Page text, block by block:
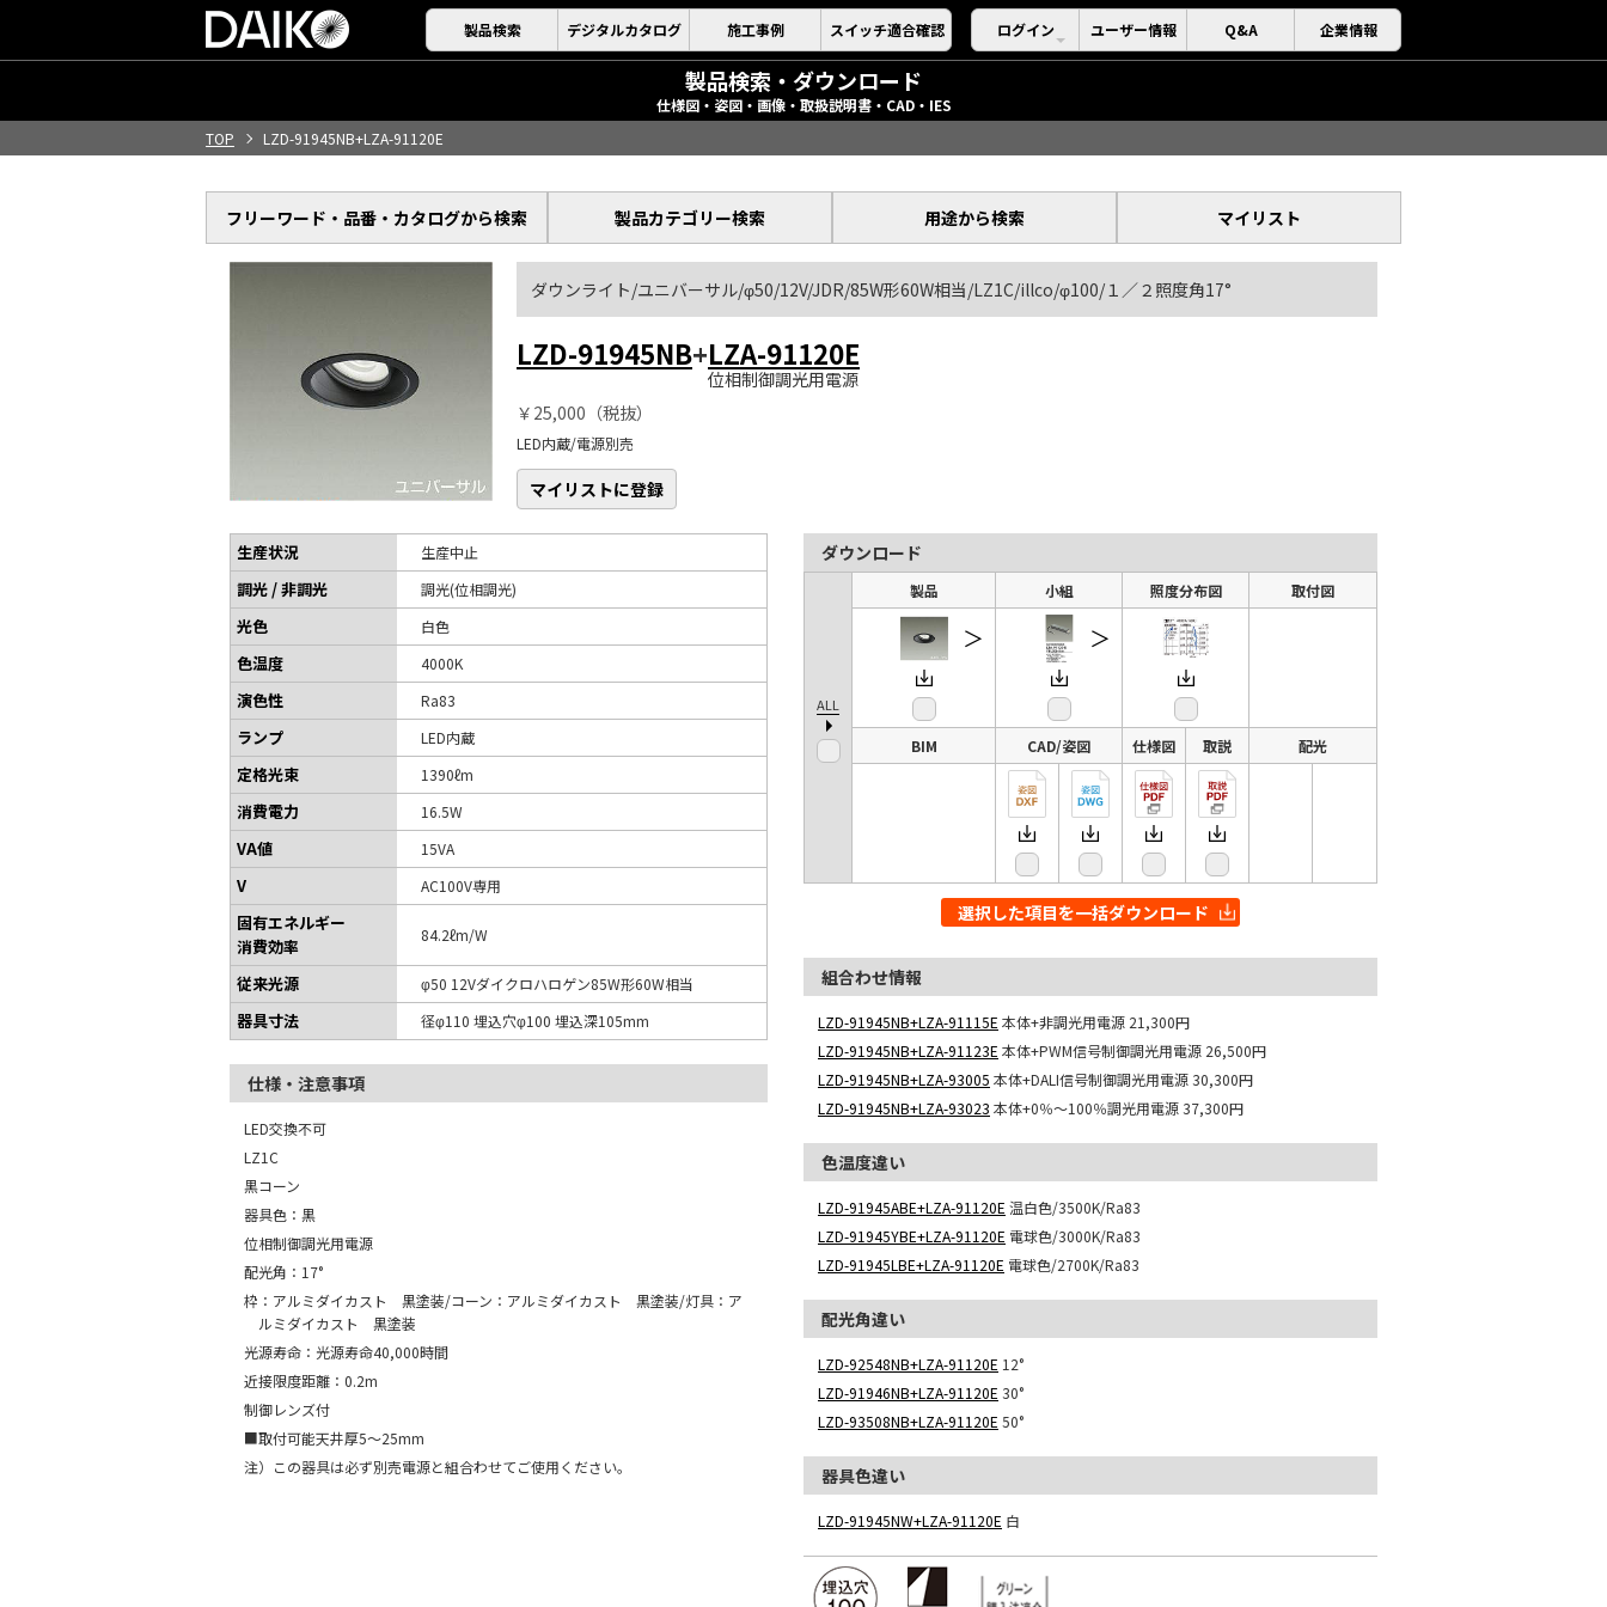
製品検索 デジタルカタログ 施工事例 スイッチ適合確認 ログイン ユーザー情報 Q&A 企業情報
製品検索・ダウンロード
仕様図・姿図・画像・取扱説明書・CAD・IES
TOP
LZD-91945NB+LZA-91120E
フリーワード・品番・ カタログから検索 製品カテゴリー検索 用途から検索 マイリスト
ダウンライト/ユニバーサル/φ50/12V/JDR/85W形60W相当/LZ1C/illco/φ100/１／２照度角17°
LZD-91945NB+LZA-91120E
位相制御調光用電源
￥25,000（税抜）
LED内蔵/電源別売
マイリストに登録
生産状況 生産中止
調光 / 非調光 調光(位相調光)
光色 白色
色温度 4000K
演色性 Ra83
ランプ LED内蔵
定格光束 1390ℓm
消費電力 16.5W
VA値 15VA
V AC100V専用
固有エネルギー
消費効率
84.2ℓm/W
従来光源 φ50 12Vダイクロハロゲン85W形60W相当
器具寸法 径φ110 埋込穴φ100 埋込深105mm
仕様・注意事項
LED交換不可
LZ1C
黒コーン
器具色：黒
位相制御調光用電源
配光角：17°
枠：アルミダイカスト 黒塗装/コーン：アルミダイカスト 黒塗装/灯具：ア
ルミダイカスト 黒塗装
光源寿命：光源寿命40,000時間
近接限度距離：0.2m
制御レンズ付
■取付可能天井厚5～25mm
注）この器具は必ず別売電源と組合わせてご使用ください。
ダウンロード
ALL
製品 小組 照度分布図 取付図
＞ ＞
BIM CAD/姿図 仕様図 取説 配光
選択した項目を一括ダウンロード
組合わせ情報
LZD-91945NB+LZA-91115E 本体+非調光用電源 21,300円
LZD-91945NB+LZA-91123E 本体+PWM信号制御調光用電源 26,500円
LZD-91945NB+LZA-93005 本体+DALI信号制御調光用電源30,300円
LZD-91945NB+LZA-93023 本体+0％～100％調光用電源37,300円
色温度違い
LZD-91945ABE+LZA-91120E 温白色/3500K/Ra83
LZD-91945YBE+LZA-91120E 電球色/3000K/Ra83
LZD-91945LBE+LZA-91120E 電球色/2700K/Ra83
配光角違い
LZD-92548NB+LZA-91120E 12°
LZD-91946NB+LZA-91120E 30°
LZD-93508NB+LZA-91120E 50°
器具色違い
LZD-91945NW+LZA-91120E 白